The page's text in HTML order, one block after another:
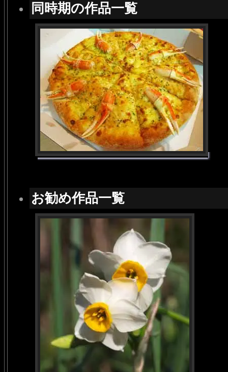
同時期の作品一覧
お勧め作品一覧